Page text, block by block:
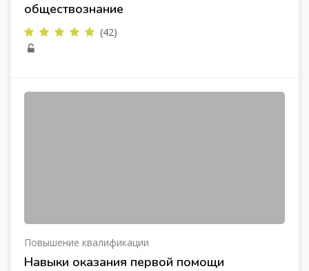
обществознание
(42)
Повышение квалификации
Навыки оказания первой помощи